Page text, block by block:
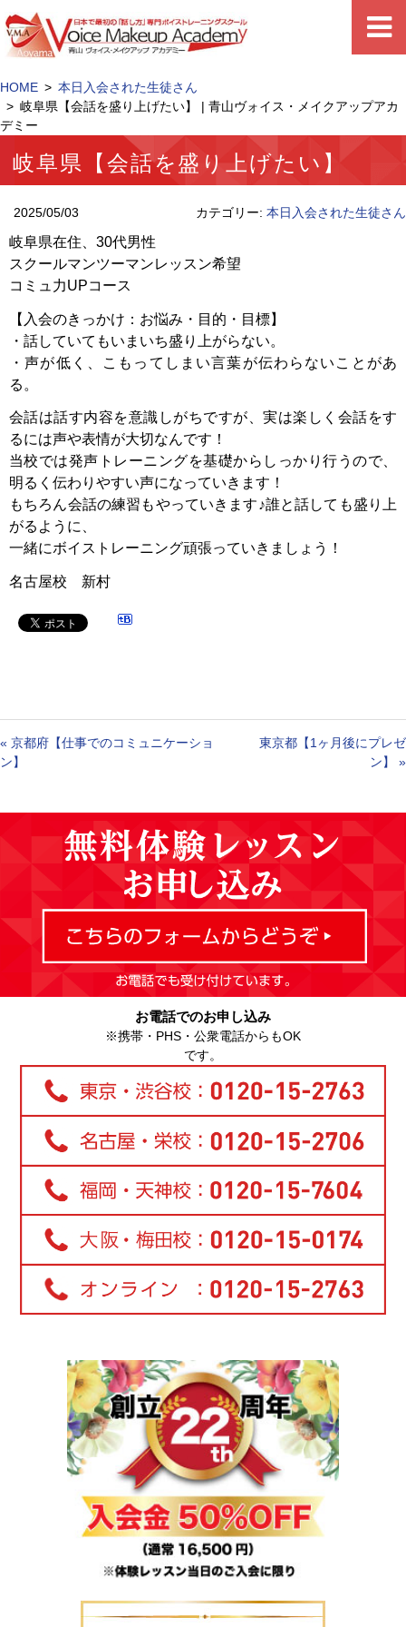
HOME
本日入会された生徒さん
岐阜県【会話を盛り上げたい】 | 青山ヴォイス・メイクアップアカ
デミー
岐阜県【会話を盛り上げたい】
2025/05/03 カテゴリー: 本日入会された生徒さん
岐阜県在住、30代男性
スクールマンツーマンレッスン希望
コミュ力UPコース
【入会のきっかけ：お悩み・目的・目標】
・話していてもいまいち盛り上がらない。
・声が低く、こもってしまい言葉が伝わらないことがあ
る。
会話は話す内容を意識しがちですが、実は楽しく会話をす
るには声や表情が大切なんです！
当校では発声トレーニングを基礎からしっかり行うので、
明るく伝わりやすい声になっていきます！
もちろん会話の練習もやっていきます♪誰と話しても盛り上
がるように、
一緒にボイストレーニング頑張っていきましょう！
名古屋校 新村
« 京都府【仕事でのコミュニケーショ
ン】
東京都【1ヶ月後にプレゼ
ン】
»
お電話でのお申し込み
※携帯・PHS・公衆電話からもOK
です。